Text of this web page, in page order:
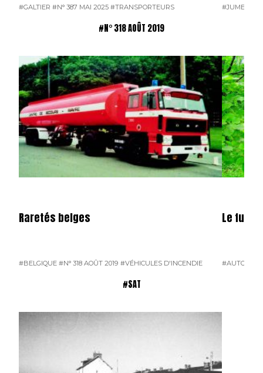
#GALTIER #N° 387 MAI 2025 #TRANSPORTEURS #JUMEAU
#N° 318 AOÛT 2019
Raretés belges
#BELGIQUE #N° 318 AOÛT 2019 #VÉHICULES D'INCENDIE
Le
#AUTOCARS
#SAT